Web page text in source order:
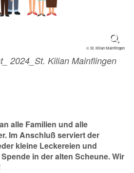
© St. Kilian Mainflingen
2024_St. Kilian Mainflingen
alle Familien und alle
Im Anschluß serviert der
kleine Leckereien und
in der alten Scheune. Wir